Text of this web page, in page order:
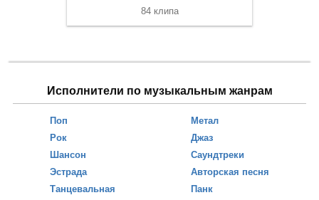
84 клипа
Исполнители по музыкальным жанрам
Поп
Рок
Шансон
Эстрада
Танцевальная
Метал
Джаз
Саундтреки
Авторская песня
Панк